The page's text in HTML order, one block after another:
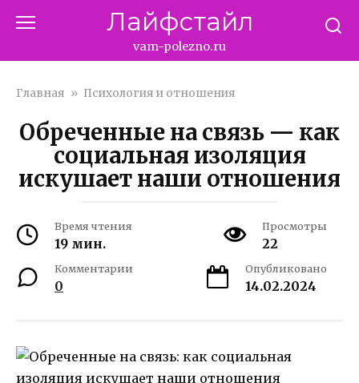
Лайфстайл
vam-polezno.ru
Главная » Психология и отношения
Обреченные на связь — как
социальная изоляция
искушает наши отношения
Время чтения
19 мин.
Просмотры
22
Комментарии
0
Опубликовано
14.02.2024